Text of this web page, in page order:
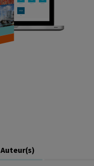
Auteur(s)